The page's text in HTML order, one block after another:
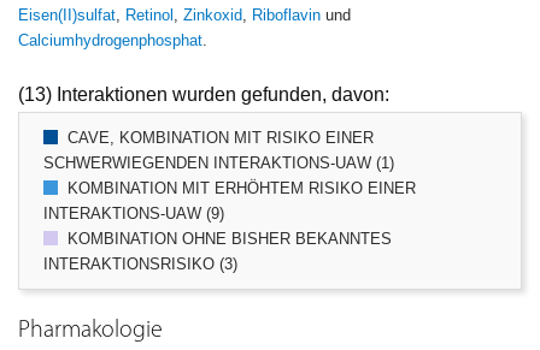
Eisen(II)sulfat, Retinol , Zinkoxid, Riboflavin und
Calciumhydrogenphosphat.
(13) Interaktionen wurden gefunden, davon:
CAVE, KOMBINATION MIT RISIKO EINER
SCHWERWIEGENDEN INTERAKTIONS-UAW (1)
KOMBINATION MIT ERHÖHTEM RISIKO EINER
INTERAKTIONS-UAW (9)
KOMBINATION OHNE BISHER BEKANNTES
INTERAKTIONSRISIKO (3)
Pharmakologie